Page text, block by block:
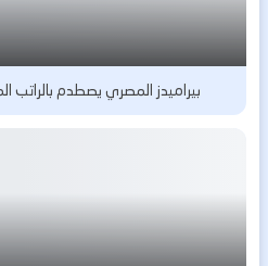
بيراميدز المصري يصطدم بالراتب